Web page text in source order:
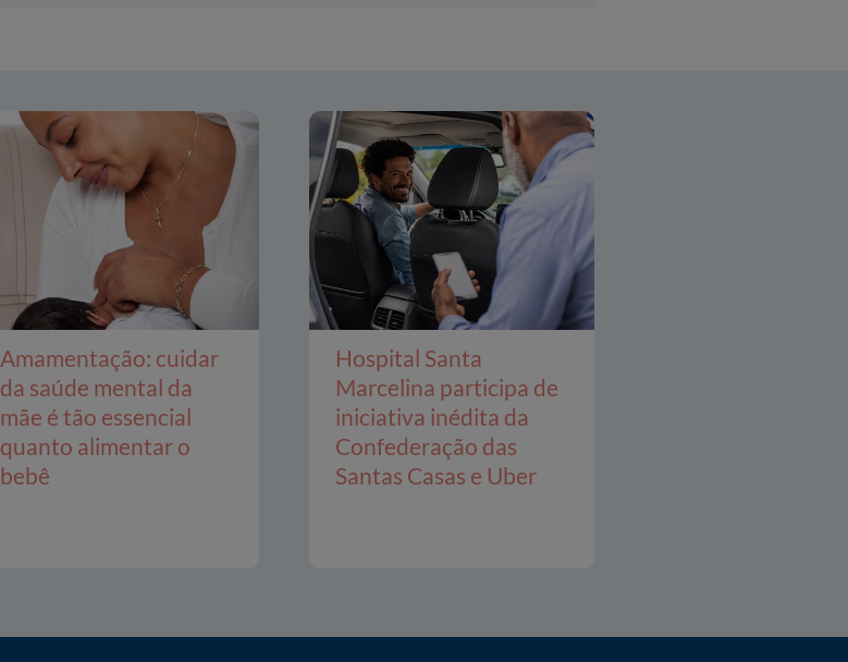
Amamentação: cuidar
da saúde mental da
mãe é tão essencial
quanto alimentar o
bebê
Hospital Santa
Marcelina participa de
iniciativa inédita da
Confederação das
Santas Casas e Uber